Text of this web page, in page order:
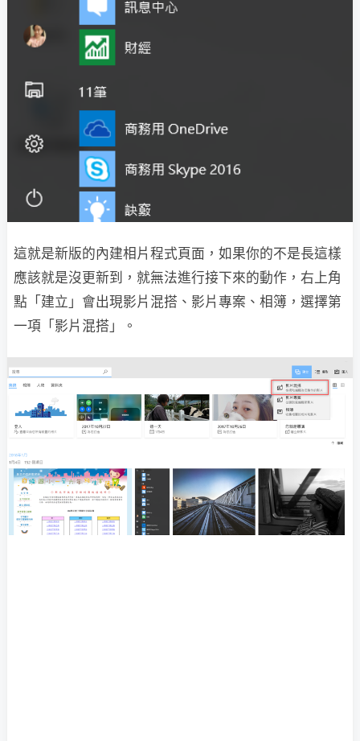
這就是新版的內建相片程式頁面，如果你的不是長這樣
應該就是沒更新到，就無法進行接下來的動作，右上角
點「建立」會出現影片混搭、影片專案、相簿，選擇第
一項「影片混搭」。